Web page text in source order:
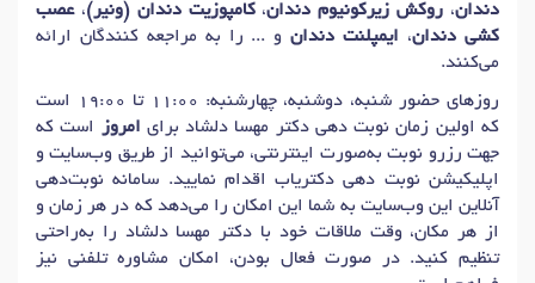
دندان، روکش زیرکونیوم دندان،کامپوزیت دندان (ونیر)،عصب
کشی دندان، ایمپلنت دندانو ... را به مراجعه کنندگان ارائه
می‌کنند.
روزهای حضور شنبه، دوشنبه، چهارشنبه: 11:00 تا 19:00 است
که اولین زمان نوبت دهی دکتر مهسا دلشاد برای امروز
است که
جهت رزرو نوبت به‌صورت اینترنتی، می‌توانید از طریق وب‌سایت و
اپلیکیشن نوبت دهی دکتریاب اقدام نمایید. سامانه نوبت‌دهی
آنلاین این وب‌سایت به شما این امکان را می‌دهد که در هر زمان و
از هر مکان، وقت ملاقات خود با دکتر مهسا دلشاد را به‌راحتی
تنظیم کنید. در صورت فعال بودن، امکان مشاوره تلفنی نیز